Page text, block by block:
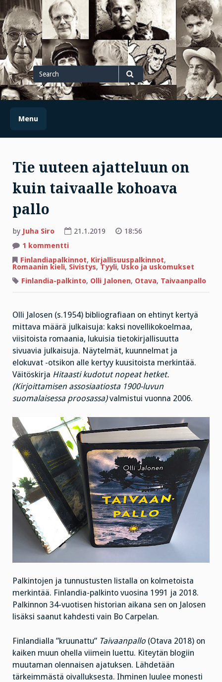
Skip
to
content
Search
for
Search
Menu
Tie uuteen ajatteluun on
kuin taivaalle kohoava
pallo
by Juha Siro 21.1.2019
18:56
1 kommenttiartikkeliin
uuteen
ajatteluun
kuin
taivaalle
Finlandiapalkinnot, Kirjallisuuspalkinnot,
Romaanin kieli, Sivistys, Tyyli, Usko ja uskomukset
Finlandia-palkinto, Olli Jalonen, Otava, Taivaanpallo
Olli Jalosen (s.1954) bibliografiaan on ehtinyt kertyä
mittava määrä julkaisuja: kaksi novellikokoelmaa,
viisitoista romaania, lukuisia tietokirjallisuutta
sivuavia julkaisuja. Näytelmät, kuunnelmat ja
elokuvat -otsikon alle kertyy kuusitoista merkintää.
Väitöskirja Hitaasti kudotut nopeat hetket.
(Kirjoittamisen assosiaatiosta 1900-luvun
suomalaisessa proosassa)valmistui vuonna 2006.
Palkintojen ja tunnustusten listalla on kolmetoista
merkintää. Finlandia-palkinto vuosina 1991 ja 2018.
Palkinnon 34-vuotisen historian aikana sen on Jalosen
lisäksi saanut kahdesti vain Bo Carpelan.
Finlandialla ”kruunattu” Taivaanpallo (Otava 2018) on
kaiken muun ohella viimein luettu. Kiteytän blogiin
muutaman olennaisen ajatuksen. Lähdetään
tärkeimmästä oivalluksesta. Ihminen luulee monesti